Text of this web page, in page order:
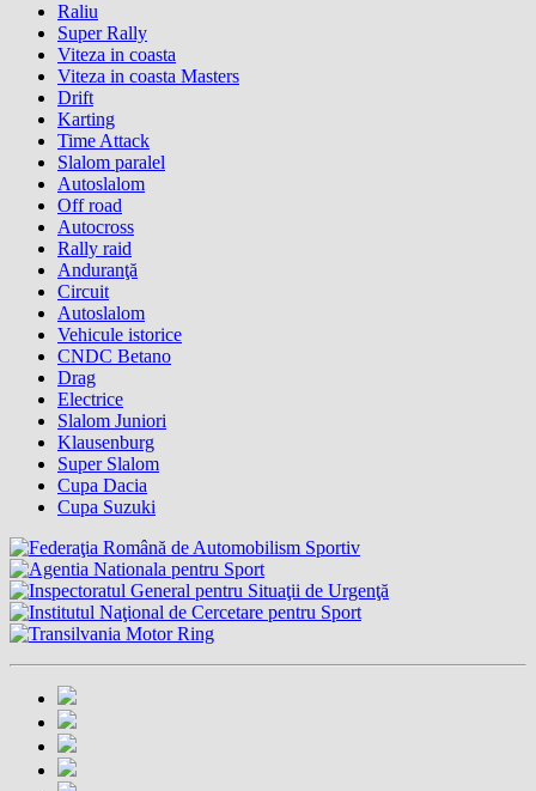
Raliu
Super Rally
Viteza in coasta
Viteza in coasta Masters
Drift
Karting
Time Attack
Slalom paralel
Autoslalom
Off road
Autocross
Rally raid
Anduranţă
Circuit
Autoslalom
Vehicule istorice
CNDC Betano
Drag
Electrice
Slalom Juniori
Klausenburg
Super Slalom
Cupa Dacia
Cupa Suzuki